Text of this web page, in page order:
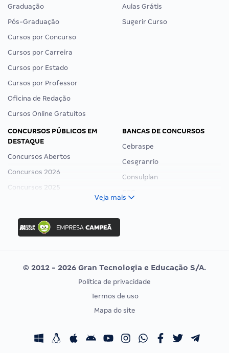
Graduação
Pós-Graduação
Cursos por Concurso
Cursos por Carreira
Cursos por Estado
Cursos por Professor
Oficina de Redação
Cursos Online Gratuitos
Aulas Grátis
Sugerir Curso
CONCURSOS PÚBLICOS EM
DESTAQUE
Concursos Abertos
Concursos 2026
Concursos 2025
Concurso Ibama
Concurso MPU
Editais publicados
BANCAS DE CONCURSOS
Cebraspe
Cesgranrio
Consulplan
Vunesp
CONCURSOS POR PROFISSÃO
Concursos Fiscais
EXAME DE ORDEM
Calendário OAB
Veja mais
© 2012 - 2026 Gran Tecnologia e Educação S/A.
Política de privacidade
Termos de uso
Mapa do site